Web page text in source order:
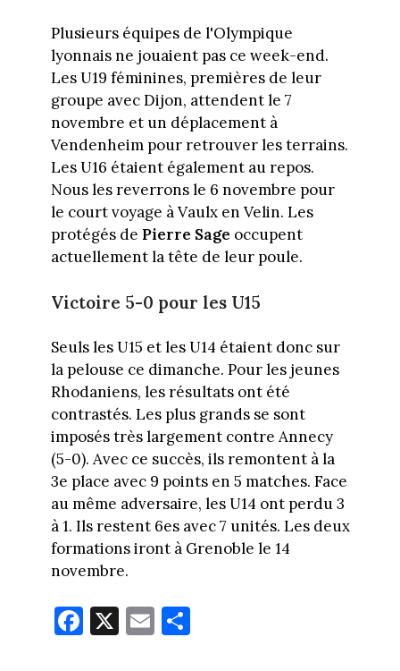
Plusieurs équipes de l'Olympique
lyonnais ne jouaient pas ce week-end.
Les U19 féminines, premières de leur
groupe avec Dijon, attendent le 7
novembre et un déplacement à
Vendenheim pour retrouver les terrains.
Les U16 étaient également au repos.
Nous les reverrons le 6 novembre pour
le court voyage à Vaulx en Velin. Les
protégés de Pierre Sage occupent
actuellement la tête de leur poule.
Victoire 5-0 pour les U15
Seuls les U15 et les U14 étaient donc sur
la pelouse ce dimanche. Pour les jeunes
Rhodaniens, les résultats ont été
contrastés. Les plus grands se sont
imposés très largement contre Annecy
(5-0). Avec ce succès, ils remontent à la
3e place avec 9 points en 5 matches. Face
au même adversaire, les U14 ont perdu 3
à 1. Ils restent 6es avec 7 unités. Les deux
formations iront à Grenoble le 14
novembre.
Fa
ce
X E
m
Pa
rt